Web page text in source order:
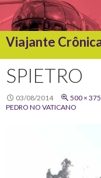
Viajante
TO
CONTENT
SPIETRO
03/08/2014 500 × 375
PEDRO NO VATICANO